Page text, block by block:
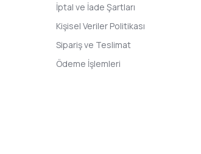
İptal ve İade Şartları
Kişisel Veriler Politikası
Sipariş ve Teslimat
Ödeme İşlemleri